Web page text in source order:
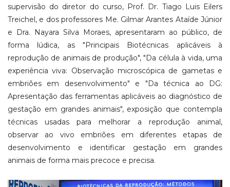
supervisão do diretor do curso, Prof. Dr. Tiago Luis Eilers
Treichel, e dos professores Me. Gilmar Arantes Ataíde Júnior
e Dra. Nayara Silva Moraes, apresentaram ao público, de
forma lúdica, as "Principais Biotécnicas aplicáveis à
reprodução de animais de produção", "Da célula à vida, uma
experiência viva: Observação microscópica de gametas e
embriões em desenvolvimento" e "Da técnica ao DG:
Apresentação das ferramentas aplicáveis ao diagnóstico de
gestação em grandes animais", exposição que contempla
técnicas usadas para melhorar a reprodução animal,
observar ao vivo embriões em diferentes etapas de
desenvolvimento e identificar gestação em grandes
animais de forma mais precoce e precisa.